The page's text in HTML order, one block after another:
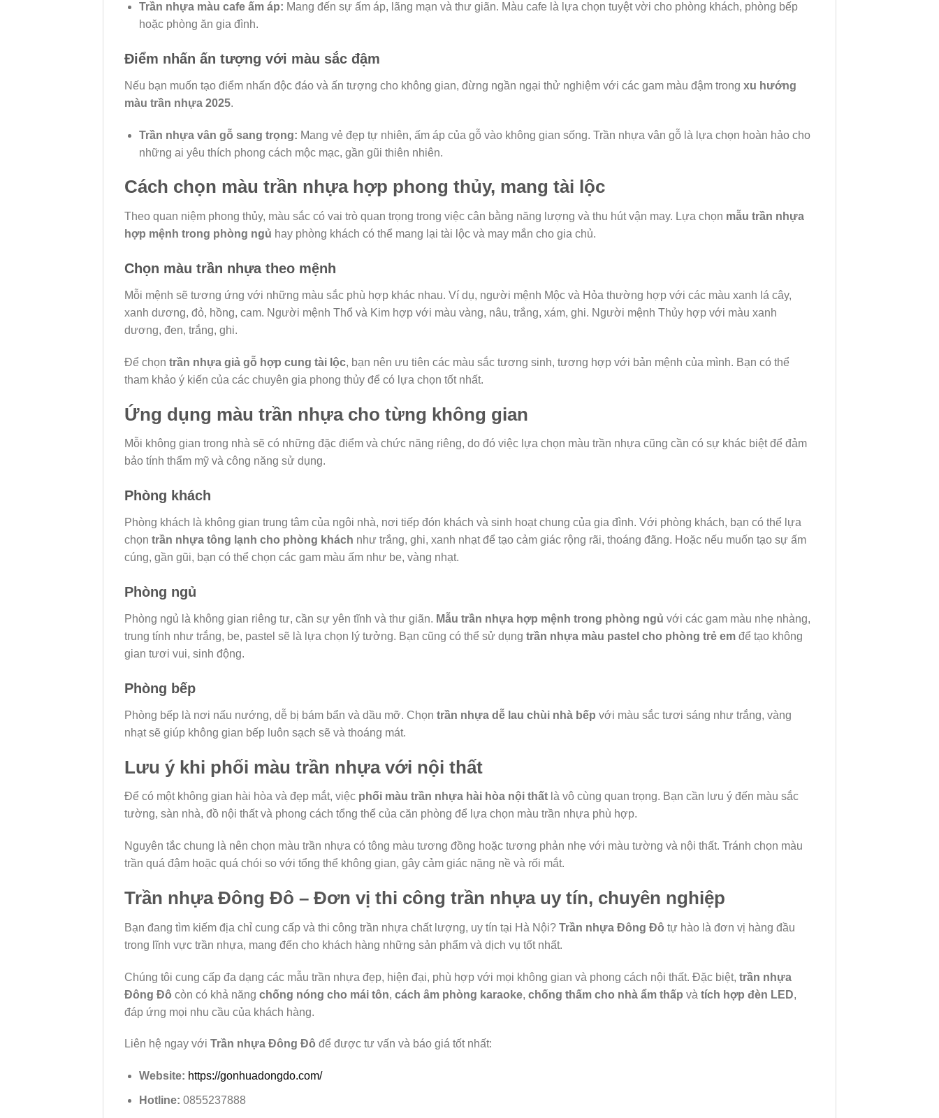
Trần nhựa màu cafe ấm áp: Mang đến sự ấm áp, lãng mạn và thư giãn. Màu cafe là lựa chọn tuyệt vời cho phòng khách, phòng bếp
hoặc phòng ăn gia đình.
Điểm nhấn ấn tượng với màu sắc đậm
Nếu bạn muốn tạo điểm nhấn độc đáo và ấn tượng cho không gian, đừng ngần ngại thử nghiệm với các gam màu đậm trong xu hướng
màu trần nhựa 2025.
Trần nhựa vân gỗ sang trọng: Mang vẻ đẹp tự nhiên, ấm áp của gỗ vào không gian sống. Trần nhựa vân gỗ là lựa chọn hoàn hảo cho
những ai yêu thích phong cách mộc mạc, gần gũi thiên nhiên.
Cách chọn màu trần nhựa hợp phong thủy, mang tài lộc
Theo quan niệm phong thủy, màu sắc có vai trò quan trọng trong việc cân bằng năng lượng và thu hút vận may. Lựa chọn mẫu trần nhựa
hợp mệnh trong phòng ngủ hay phòng khách có thể mang lại tài lộc và may mắn cho gia chủ.
Chọn màu trần nhựa theo mệnh
Mỗi mệnh sẽ tương ứng với những màu sắc phù hợp khác nhau. Ví dụ, người mệnh Mộc và Hỏa thường hợp với các màu xanh lá cây,
xanh dương, đỏ, hồng, cam. Người mệnh Thổ và Kim hợp với màu vàng, nâu, trắng, xám, ghi. Người mệnh Thủy hợp với màu xanh
dương, đen, trắng, ghi.
Để chọn trần nhựa giả gỗ hợp cung tài lộc, bạn nên ưu tiên các màu sắc tương sinh, tương hợp với bản mệnh của mình. Bạn có thể
tham khảo ý kiến của các chuyên gia phong thủy để có lựa chọn tốt nhất.
Ứng dụng màu trần nhựa cho từng không gian
Mỗi không gian trong nhà sẽ có những đặc điểm và chức năng riêng, do đó việc lựa chọn màu trần nhựa cũng cần có sự khác biệt để đảm
bảo tính thẩm mỹ và công năng sử dụng.
Phòng khách
Phòng khách là không gian trung tâm của ngôi nhà, nơi tiếp đón khách và sinh hoạt chung của gia đình. Với phòng khách, bạn có thể lựa
chọn trần nhựa tông lạnh cho phòng khách như trắng, ghi, xanh nhạt để tạo cảm giác rộng rãi, thoáng đãng. Hoặc nếu muốn tạo sự ấm
cúng, gần gũi, bạn có thể chọn các gam màu ấm như be, vàng nhạt.
Phòng ngủ
Phòng ngủ là không gian riêng tư, cần sự yên tĩnh và thư giãn. Mẫu trần nhựa hợp mệnh trong phòng ngủ với các gam màu nhẹ nhàng,
trung tính như trắng, be, pastel sẽ là lựa chọn lý tưởng. Bạn cũng có thể sử dụng trần nhựa màu pastel cho phòng trẻ em để tạo không
gian tươi vui, sinh động.
Phòng bếp
Phòng bếp là nơi nấu nướng, dễ bị bám bẩn và dầu mỡ. Chọn trần nhựa dễ lau chùi nhà bếp với màu sắc tươi sáng như trắng, vàng
nhạt sẽ giúp không gian bếp luôn sạch sẽ và thoáng mát.
Lưu ý khi phối màu trần nhựa với nội thất
Để có một không gian hài hòa và đẹp mắt, việc phối màu trần nhựa hài hòa nội thất là vô cùng quan trọng. Bạn cần lưu ý đến màu sắc
tường, sàn nhà, đồ nội thất và phong cách tổng thể của căn phòng để lựa chọn màu trần nhựa phù hợp.
Nguyên tắc chung là nên chọn màu trần nhựa có tông màu tương đồng hoặc tương phản nhẹ với màu tường và nội thất. Tránh chọn màu
trần quá đậm hoặc quá chói so với tổng thể không gian, gây cảm giác nặng nề và rối mắt.
Trần nhựa Đông Đô – Đơn vị thi công trần nhựa uy tín, chuyên nghiệp
Bạn đang tìm kiếm địa chỉ cung cấp và thi công trần nhựa chất lượng, uy tín tại Hà Nội? Trần nhựa Đông Đô tự hào là đơn vị hàng đầu
trong lĩnh vực trần nhựa, mang đến cho khách hàng những sản phẩm và dịch vụ tốt nhất.
Chúng tôi cung cấp đa dạng các mẫu trần nhựa đẹp, hiện đại, phù hợp với mọi không gian và phong cách nội thất. Đặc biệt, trần nhựa
Đông Đô còn có khả năng chống nóng cho mái tôn, cách âm phòng karaoke, chống thấm cho nhà ẩm thấp và tích hợp đèn LED,
đáp ứng mọi nhu cầu của khách hàng.
Liên hệ ngay với Trần nhựa Đông Đô để được tư vấn và báo giá tốt nhất:
Website: https://gonhuadongdo.com/
Hotline: 0855237888